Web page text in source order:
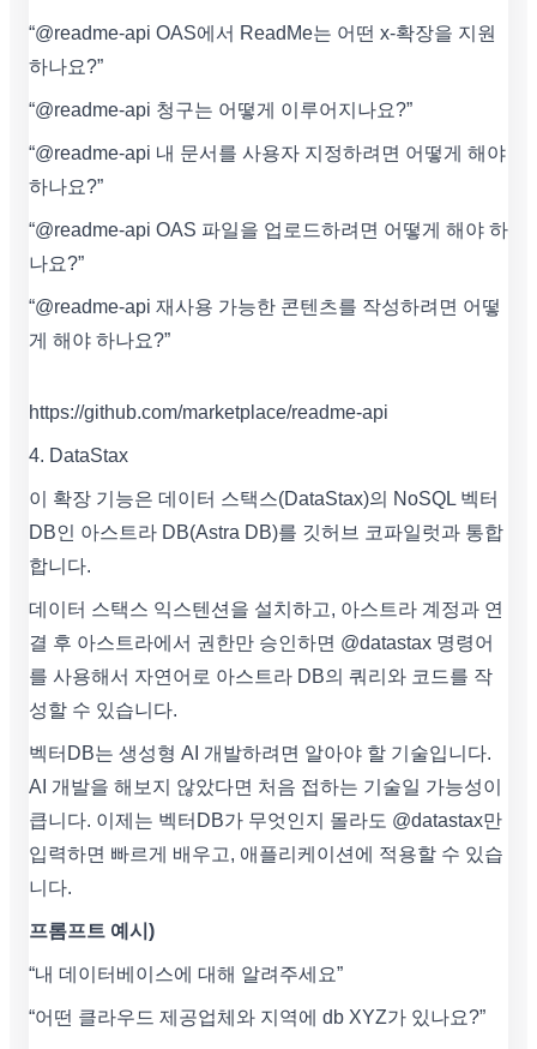
“@readme-api OAS에서 ReadMe는 어떤 x-확장을 지원
하나요?”
“@readme-api 청구는 어떻게 이루어지나요?”
“@readme-api 내 문서를 사용자 지정하려면 어떻게 해야
하나요?”
“@readme-api OAS 파일을 업로드하려면 어떻게 해야 하
나요?”
“@readme-api 재사용 가능한 콘텐츠를 작성하려면 어떻
게 해야 하나요?”
https://github.com/marketplace/readme-api
4. DataStax
이 확장 기능은 데이터 스택스(DataStax)의 NoSQL 벡터
DB인 아스트라 DB(Astra DB)를 깃허브 코파일럿과 통합
합니다.
데이터 스택스 익스텐션을 설치하고, 아스트라 계정과 연
결 후 아스트라에서 권한만 승인하면 @datastax 명령어
를 사용해서 자연어로 아스트라 DB의 쿼리와 코드를 작
성할 수 있습니다.
벡터DB는 생성형 AI 개발하려면 알아야 할 기술입니다.
AI 개발을 해보지 않았다면 처음 접하는 기술일 가능성이
큽니다. 이제는 벡터DB가 무엇인지 몰라도 @datastax만
입력하면 빠르게 배우고, 애플리케이션에 적용할 수 있습
니다.
프롬프트 예시)
“내 데이터베이스에 대해 알려주세요”
“어떤 클라우드 제공업체와 지역에 db XYZ가 있나요?”